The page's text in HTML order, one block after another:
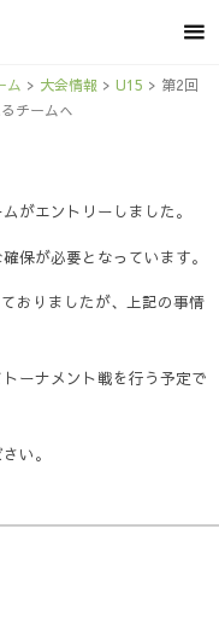
ム > 大会情報 > U15 > 第2回
チームへ
がエントリーしました。
保が必要となっています。
おりましたが、上記の事情
ーナメント戦を行う予定で
い。